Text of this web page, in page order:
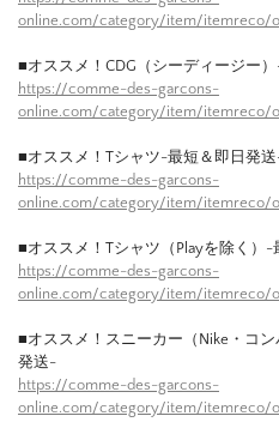
online.com/category/item/itemreco/
■オススメ！CDG（シーディージー
https://comme-des-garcons-
online.com/category/item/itemreco/
■オススメ！Tシャツ-最短＆即日発
https://comme-des-garcons-
online.com/category/item/itemreco/
■オススメ！Tシャツ（Playを除く）
https://comme-des-garcons-
online.com/category/item/itemreco/
■オススメ！スニーカー（Nike・コ
発送-
https://comme-des-garcons-
online.com/category/item/itemreco/